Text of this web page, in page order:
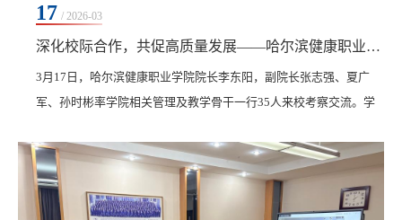
17 / 2026-03
深化校际合作，共促高质量发展——哈尔滨健康职业学院来校考察交流
3月17日，哈尔滨健康职业学院院长李东阳，副院长张志强、夏广
军、孙时彬率学院相关管理及教学骨干一行35人来校考察交流。学
副书记、纪委书记、副校长陈景鑫，副校长白雪、张静热情接待，
相关部门负责人陪同交流。考察团在学校领导的陪同下参观了学校
产教融合基地和校内实践教学场所，实地走访了人民会堂、游泳